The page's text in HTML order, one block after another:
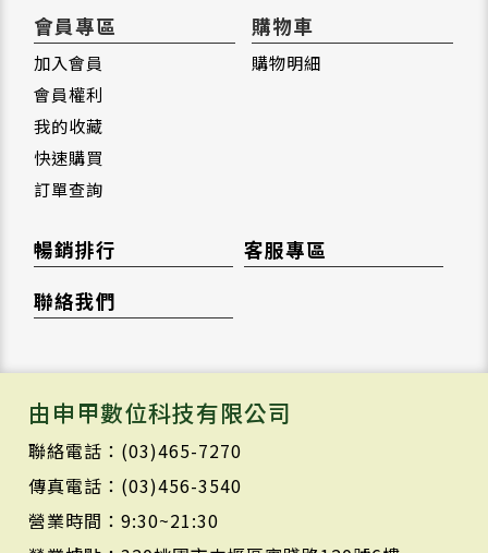
會員專區
加入會員
會員權利
我的收藏
快速購買
訂單查詢
購物車
購物明細
暢銷排行
客服專區
聯絡我們
由申甲數位科技有限公司
聯絡電話：(03)465-7270
傳真電話：(03)456-3540
營業時間：9:30~21:30